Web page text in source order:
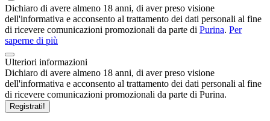
Dichiaro di avere almeno 18 anni, di aver preso visione
dell'informativa e acconsento al trattamento dei dati personali al fine
di ricevere comunicazioni promozionali da parte di Purina. Per
saperne di più
Ulteriori informazioni
Dichiaro di avere almeno 18 anni, di aver preso visione
dell'informativa e acconsento al trattamento dei dati personali al fine
di ricevere comunicazioni promozionali da parte di Purina.
Registrati!